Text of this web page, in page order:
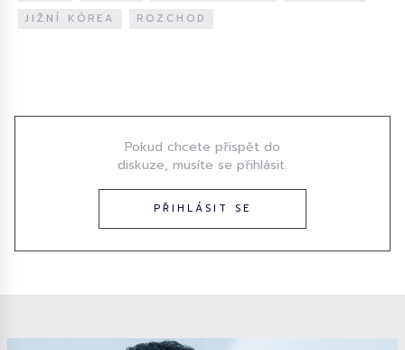
JIŽNÍ KÓREA
ROZCHOD
Pokud chcete přispět do
diskuze, musíte se přihlásit.
PŘIHLÁSIT SE